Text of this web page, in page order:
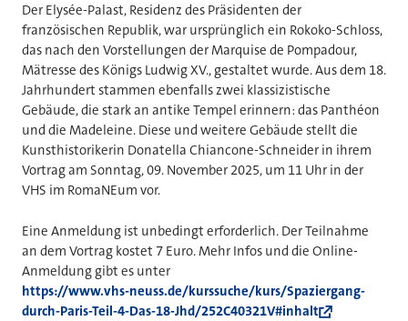
Der Elysée-Palast, Residenz des Präsidenten der
französischen Republik, war ursprünglich ein Rokoko-Schloss,
das nach den Vorstellungen der Marquise de Pompadour,
Mätresse des Königs Ludwig XV., gestaltet wurde. Aus dem 18.
Jahrhundert stammen ebenfalls zwei klassizistische
Gebäude, die stark an antike Tempel erinnern: das Panthéon
und die Madeleine. Diese und weitere Gebäude stellt die
Kunsthistorikerin Donatella Chiancone-Schneider in ihrem
Vortrag am Sonntag, 09. November 2025, um 11 Uhr in der
VHS im RomaNEum vor.
Eine Anmeldung ist unbedingt erforderlich. Der Teilnahme
an dem Vortrag kostet 7 Euro. Mehr Infos und die Online-
Anmeldung gibt es unter
https://www.vhs-neuss.de/kurssuche/kurs/Spaziergang-
durch-Paris-Teil-4-Das-18-Jhd/252C40321V#inhalt